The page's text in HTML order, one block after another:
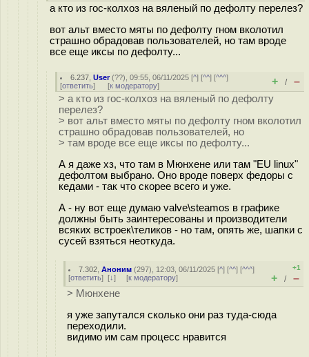
а кто из гос-колхоз на вяленый по дефолту перелез?
вот альт вместо мяты по дефолту гном вколотил
страшно обрадовав пользователей, но там вроде
все еще иксы по дефолту...
6.237 ,User(??), 09:55, 06/11/2025 [^] [^^] [^^^]
[ответить] [к модератору] + / –
> а кто из гос-колхоз на вяленый по дефолту
перелез?
> вот альт вместо мяты по дефолту гном вколотил
страшно обрадовав пользователей, но
> там вроде все еще иксы по дефолту...
А я даже хз, что там в Мюнхене или там "EU linux"
дефолтом выбрано. Оно вроде поверх федоры с
кедами - так что скорее всего и уже.
А - ну вот еще думаю valve\steamos в графике
должны быть заинтересованы и производители
всяких встроек\теликов - но там, опять же, шапки с
сусей взяться неоткуда.
7.302 ,Аноним (297), 12:03, 06/11/2025 [^] [^^] [^^^]
[ответить] [↓] [к модератору]
+1
+ / –
> Мюнхене
я уже запутался сколько они раз туда-сюда
переходили.
видимо им сам процесс нравится